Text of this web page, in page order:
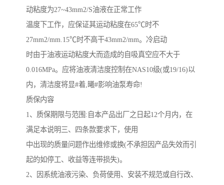
动粘度为27~43mm2/S油液在正常工作
温度下工作，应保证其运动粘度在65℃时不
27mm2/mm.15℃时不高干43mm2/mm。冷启动
时由于油液运动粘度大而造成的自吸真空应不大于
0.016MPa。应将油液清洁度控制在NAS10级(或19/16)以
内，清洁度将显#着,曦#影响油泵寿命!
质保内容
1、质保期限与范围: 自本产品出厂之日起12个月内，在
满足本说明三、四条款要求下，使用
中出现的质量问题作出维修或换(不承担因产品失效而引
起的如停工、收益等连带损失)。
2、因系统油液污染、负荷使用、安装不规范或自行改、